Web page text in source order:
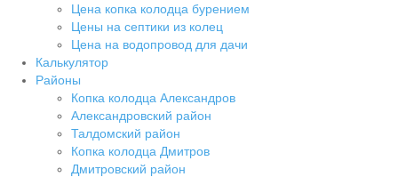
Цена копка колодца бурением
Цены на септики из колец
Цена на водопровод для дачи
Калькулятор
Районы
Копка колодца Александров
Александровский район
Талдомский район
Копка колодца Дмитров
Дмитровский район